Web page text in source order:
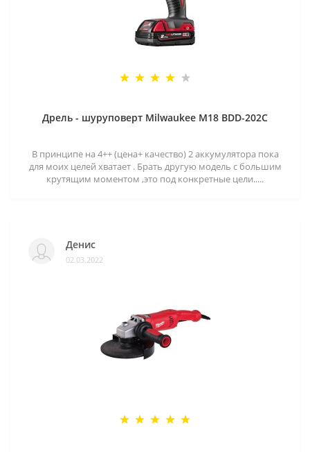
Дрель - шуруповерт Milwaukee M18 BDD-202C
В принципе на 4++ (цена+ качество) 2 аккумулятора пока
для моих целей хватает . Брать другую модель с большим
крутящим моментом ,это под конкретные цели.....
Денис
02.03.2022